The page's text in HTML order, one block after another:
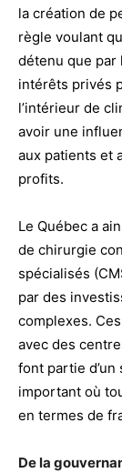
la création de
règle voulant
détenu que par
intérêts privés
l’intérieur de
avoir une
aux patients et
profits.
Le Québec a
de chirurgie
spécialisés
par des
complexes.
avec des
font partie
important où
en termes de
De la